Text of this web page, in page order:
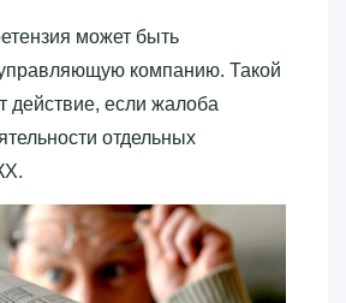
может быть
компанию. Такой
действие, если жалоба
отдельных